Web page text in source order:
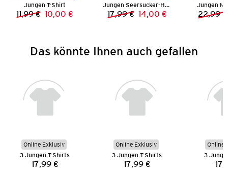
Jungen T-Shirt
Vorheriger Preis:
11,99 € Neuer Preis:
10,00 €
Jungen Seersucker-Hemd
Vorheriger Preis:
17,99 € Neuer Preis:
14,00 €
Jungen
22,99 €
Das könnte Ihnen auch gefallen
Online Exklusiv
3 Jungen T-Shirts
Preis:
17,99 €
Online Exklusiv
3 Jungen T-Shirts
Preis:
17,99 €
Online
3